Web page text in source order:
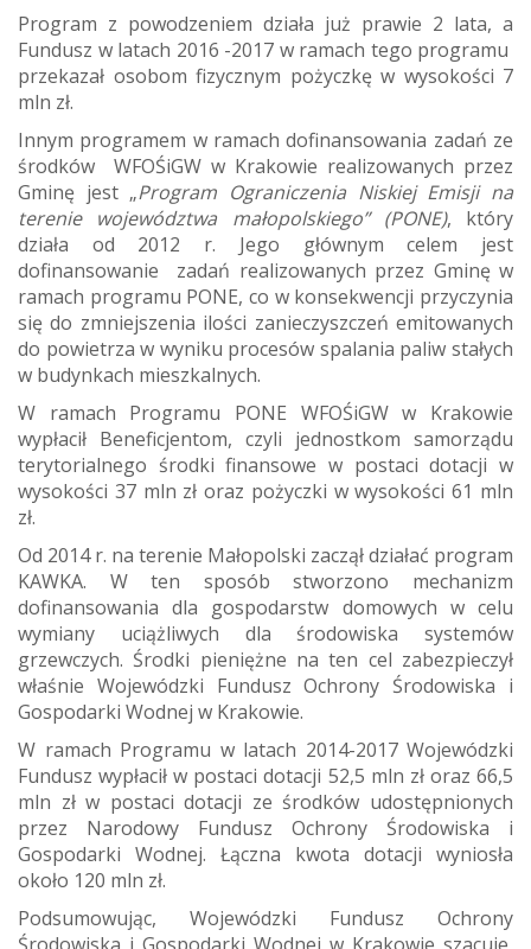
Program z powodzeniem działa już prawie 2 lata, a
Fundusz w latach 2016 -2017 w ramach tego programu
przekazał osobom fizycznym pożyczkę w wysokości 7
mln zł.
Innym programem w ramach dofinansowania zadań ze
środków WFOŚiGW w Krakowie realizowanych przez
Gminę jest „Program Ograniczenia Niskiej Emisji na
terenie województwa małopolskiego” (PONE), który
działa od 2012 r. Jego głównym celem jest
dofinansowanie zadań realizowanych przez Gminę w
ramach programu PONE, co w konsekwencji przyczynia
się do zmniejszenia ilości zanieczyszczeń emitowanych
do powietrza w wyniku procesów spalania paliw stałych
w budynkach mieszkalnych.
W ramach Programu PONE WFOŚiGW w Krakowie
wypłacił Beneficjentom, czyli jednostkom samorządu
terytorialnego środki finansowe w postaci dotacji w
wysokości 37 mln zł oraz pożyczki w wysokości 61 mln
zł.
Od 2014 r. na terenie Małopolski zaczął działać program
KAWKA. W ten sposób stworzono mechanizm
dofinansowania dla gospodarstw domowych w celu
wymiany uciążliwych dla środowiska systemów
grzewczych. Środki pieniężne na ten cel zabezpieczył
właśnie Wojewódzki Fundusz Ochrony Środowiska i
Gospodarki Wodnej w Krakowie.
W ramach Programu w latach 2014-2017 Wojewódzki
Fundusz wypłacił w postaci dotacji 52,5 mln zł oraz 66,5
mln zł w postaci dotacji ze środków udostępnionych
przez Narodowy Fundusz Ochrony Środowiska i
Gospodarki Wodnej. Łączna kwota dotacji wyniosła
około 120 mln zł.
Podsumowując, Wojewódzki Fundusz Ochrony